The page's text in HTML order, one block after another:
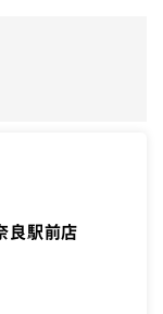
良駅前店